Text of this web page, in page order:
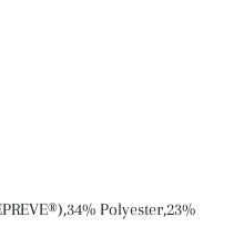
Polyester,23%